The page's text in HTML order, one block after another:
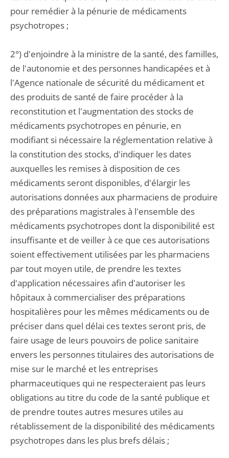
pour remédier à la pénurie de médicaments
psychotropes ;
2°) d'enjoindre à la ministre de la santé, des familles,
de l'autonomie et des personnes handicapées et à
l'Agence nationale de sécurité du médicament et
des produits de santé de faire procéder à la
reconstitution et l'augmentation des stocks de
médicaments psychotropes en pénurie, en
modifiant si nécessaire la réglementation relative à
la constitution des stocks, d'indiquer les dates
auxquelles les remises à disposition de ces
médicaments seront disponibles, d'élargir les
autorisations données aux pharmaciens de produire
des préparations magistrales à l'ensemble des
médicaments psychotropes dont la disponibilité est
insuffisante et de veiller à ce que ces autorisations
soient effectivement utilisées par les pharmaciens
par tout moyen utile, de prendre les textes
d'application nécessaires afin d'autoriser les
hôpitaux à commercialiser des préparations
hospitalières pour les mêmes médicaments ou de
préciser dans quel délai ces textes seront pris, de
faire usage de leurs pouvoirs de police sanitaire
envers les personnes titulaires des autorisations de
mise sur le marché et les entreprises
pharmaceutiques qui ne respecteraient pas leurs
obligations au titre du code de la santé publique et
de prendre toutes autres mesures utiles au
rétablissement de la disponibilité des médicaments
psychotropes dans les plus brefs délais ;